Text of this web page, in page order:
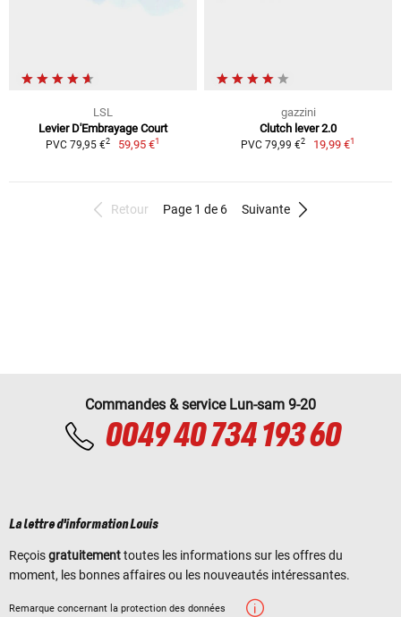
LSL
Levier D'Embrayage Court
PVC 79,95 €2 59,95 €1
gazzini
Clutch lever 2.0
PVC 79,99 €2 19,99 €1
Retour Page 1 de 6 Suivante
Commandes & service Lun-sam 9-20
0049 40 734 193 60
La lettre d'information Louis
Reçoisgratuitementtoutes les informations sur les offres du
moment, les bonnes affaires ou les nouveautés intéressantes.
Remarque concernant la protection des données